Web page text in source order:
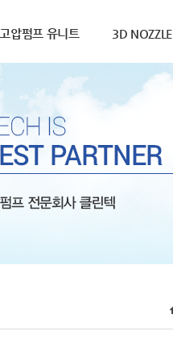
고압펌프 유니트 3D NOZZLE